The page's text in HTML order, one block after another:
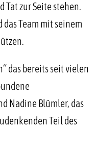
Tat zur Seite stehen.
Team mit seinem
das bereits seit vielen
Nadine Blümler, das
Teil des